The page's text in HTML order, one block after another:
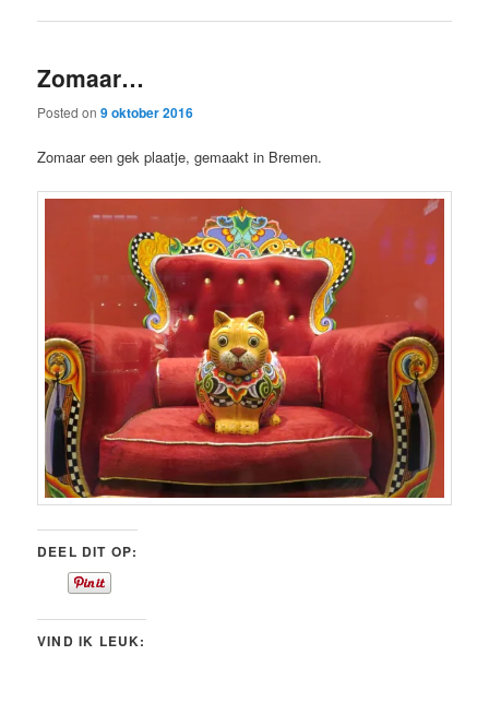
Zomaar…
Posted on9 oktober 2016
Zomaar een gek plaatje, gemaakt in Bremen.
DEEL DIT OP:
VIND IK LEUK: